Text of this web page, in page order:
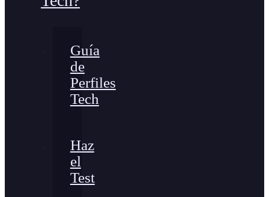
Guía
de
Perfiles
Tech
Haz
el
Test